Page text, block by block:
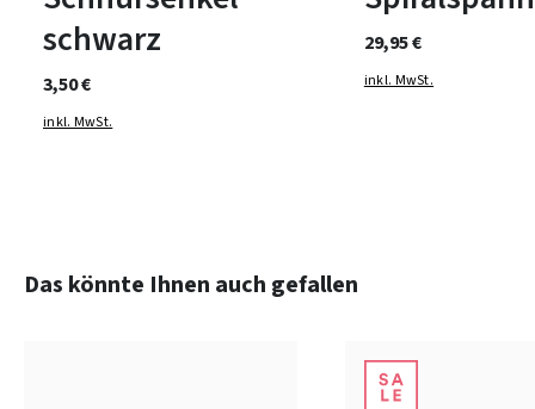
schwarz
3,50 €
inkl. MwSt.
29,95 €
inkl. MwSt.
Produktgalerie überspringen
Das könnte Ihnen auch gefallen